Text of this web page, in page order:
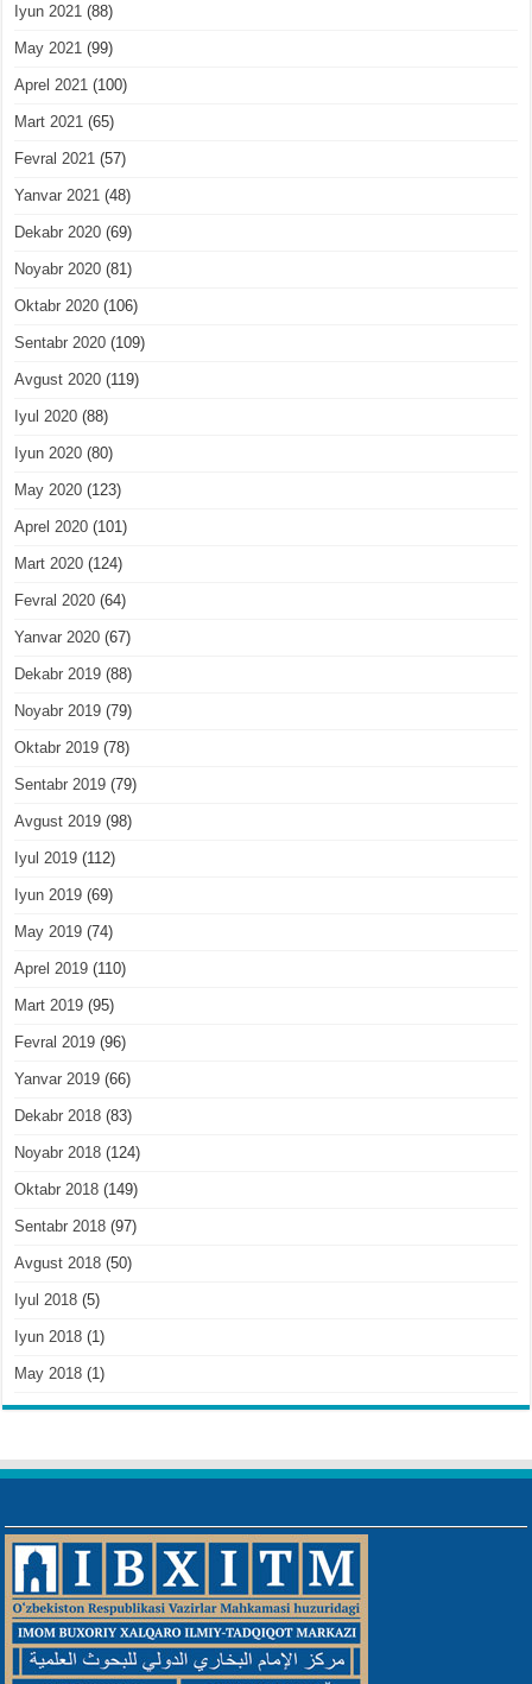
Iyun 2021 (88)
May 2021 (99)
Aprel 2021 (100)
Mart 2021 (65)
Fevral 2021 (57)
Yanvar 2021 (48)
Dekabr 2020 (69)
Noyabr 2020 (81)
Oktabr 2020 (106)
Sentabr 2020 (109)
Avgust 2020 (119)
Iyul 2020 (88)
Iyun 2020 (80)
May 2020 (123)
Aprel 2020 (101)
Mart 2020 (124)
Fevral 2020 (64)
Yanvar 2020 (67)
Dekabr 2019 (88)
Noyabr 2019 (79)
Oktabr 2019 (78)
Sentabr 2019 (79)
Avgust 2019 (98)
Iyul 2019 (112)
Iyun 2019 (69)
May 2019 (74)
Aprel 2019 (110)
Mart 2019 (95)
Fevral 2019 (96)
Yanvar 2019 (66)
Dekabr 2018 (83)
Noyabr 2018 (124)
Oktabr 2018 (149)
Sentabr 2018 (97)
Avgust 2018 (50)
Iyul 2018 (5)
Iyun 2018 (1)
May 2018 (1)